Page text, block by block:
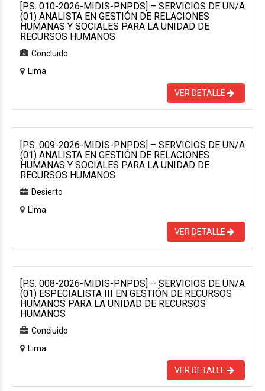
[P.S. 010-2026-MIDIS-PNPDS] – SERVICIOS DE UN/A
(01) ANALISTA EN GESTIÓN DE RELACIONES
HUMANAS Y SOCIALES PARA LA UNIDAD DE
RECURSOS HUMANOS
Concluido
Lima
VER DETALLE
[P.S. 009-2026-MIDIS-PNPDS] – SERVICIOS DE UN/A
(01) ANALISTA EN GESTIÓN DE RELACIONES
HUMANAS Y SOCIALES PARA LA UNIDAD DE
RECURSOS HUMANOS
Desierto
Lima
VER DETALLE
[P.S. 008-2026-MIDIS-PNPDS] – SERVICIOS DE UN/A
(01) ESPECIALISTA III EN GESTIÓN DE RECURSOS
HUMANOS PARA LA UNIDAD DE RECURSOS
HUMANOS
Concluido
Lima
VER DETALLE